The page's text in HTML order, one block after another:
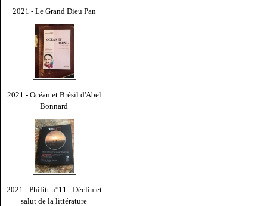
2021 - Le Grand Dieu Pan
2021 - Océan et Brésil d'Abel
Bonnard
2021 - Philitt n°11 : Déclin et
salut de la littérature